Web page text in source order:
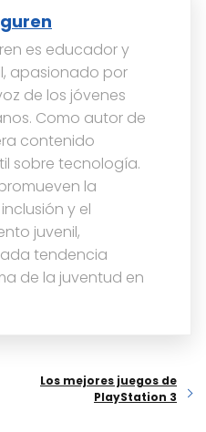
es educador y
apasionado por
de los jóvenes
Como autor de
contenido
sobre tecnología.
la
y el
juvenil,
tendencia
de la juventud en
Los mejores juegos de
PlayStation 3